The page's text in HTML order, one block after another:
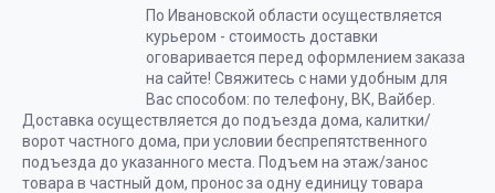
По Ивановской области осуществляется
курьером - стоимость доставки
оговаривается перед оформлением заказа
на сайте! Свяжитесь с нами удобным для
Вас способом: по телефону, ВК, Вайбер.
Доставка осуществляется до подъезда дома, калитки/
ворот частного дома, при условии беспрепятственного
подъезда до указанного места. Подъем на этаж/занос
товара в частный дом, пронос за одну единицу товара